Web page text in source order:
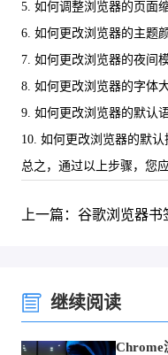
5. 如何调整浏览器的页面
6. 如何更改浏览器的主题
7. 如何更改浏览器的夜间
8. 如何更改浏览器的字体
9. 如何更改浏览器的默认
10. 如何更改浏览器的默
总之，通过以上步骤，您
上一篇：谷歌浏览器
继续阅读
Chrome